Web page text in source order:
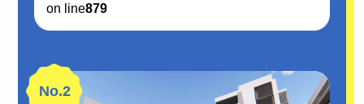
on line879
No.2